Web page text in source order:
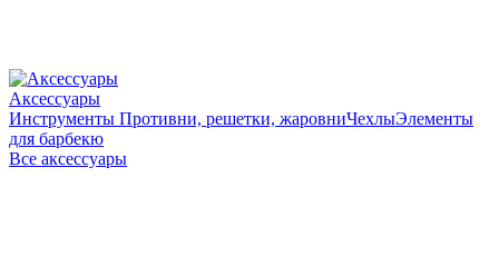
Аксессуары
Инструменты Противни, решетки, жаровниЧехлыЭлементы
для барбекю
Все аксессуары